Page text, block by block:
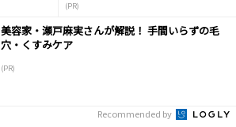
(PR)
美容家・瀬戸麻実さんが解説！ 手間いらずの毛
穴・くすみケア
(PR)
Recommended by